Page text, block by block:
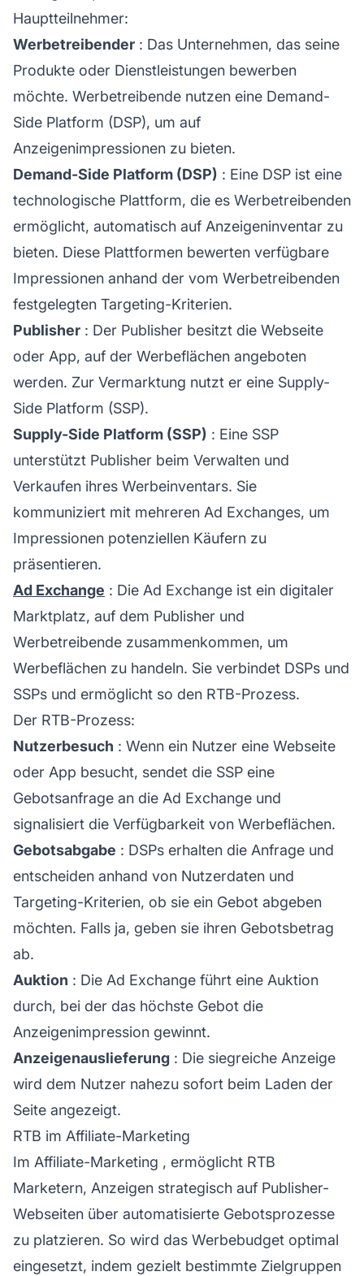
Hauptteilnehmer:
Werbetreibender : Das Unternehmen, das seine
Produkte oder Dienstleistungen bewerben
möchte. Werbetreibende nutzen eine Demand-
Side Platform (DSP), um auf
Anzeigenimpressionen zu bieten.
Demand-Side Platform (DSP) : Eine DSP ist eine
technologische Plattform, die es Werbetreibenden
ermöglicht, automatisch auf Anzeigeninventar zu
bieten. Diese Plattformen bewerten verfügbare
Impressionen anhand der vom Werbetreibenden
festgelegten Targeting-Kriterien.
Publisher : Der Publisher besitzt die Webseite
oder App, auf der Werbeflächen angeboten
werden. Zur Vermarktung nutzt er eine Supply-
Side Platform (SSP).
Supply-Side Platform (SSP) : Eine SSP
unterstützt Publisher beim Verwalten und
Verkaufen ihres Werbeinventars. Sie
kommuniziert mit mehreren Ad Exchanges, um
Impressionen potenziellen Käufern zu
präsentieren.
Ad Exchange : Die Ad Exchange ist ein digitaler
Marktplatz, auf dem Publisher und
Werbetreibende zusammenkommen, um
Werbeflächen zu handeln. Sie verbindet DSPs und
SSPs und ermöglicht so den RTB-Prozess.
Der RTB-Prozess:
Nutzerbesuch : Wenn ein Nutzer eine Webseite
oder App besucht, sendet die SSP eine
Gebotsanfrage an die Ad Exchange und
signalisiert die Verfügbarkeit von Werbeflächen.
Gebotsabgabe : DSPs erhalten die Anfrage und
entscheiden anhand von Nutzerdaten und
Targeting-Kriterien, ob sie ein Gebot abgeben
möchten. Falls ja, geben sie ihren Gebotsbetrag
ab.
Auktion : Die Ad Exchange führt eine Auktion
durch, bei der das höchste Gebot die
Anzeigenimpression gewinnt.
Anzeigenauslieferung : Die siegreiche Anzeige
wird dem Nutzer nahezu sofort beim Laden der
Seite angezeigt.
RTB im Affiliate-Marketing
Im Affiliate-Marketing , ermöglicht RTB
Marketern, Anzeigen strategisch auf Publisher-
Webseiten über automatisierte Gebotsprozesse
zu platzieren. So wird das Werbebudget optimal
eingesetzt, indem gezielt bestimmte Zielgruppen